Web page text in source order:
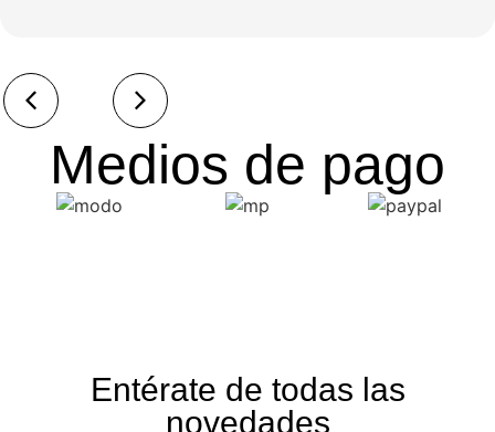
Medios de pago
Entérate de todas las
novedades